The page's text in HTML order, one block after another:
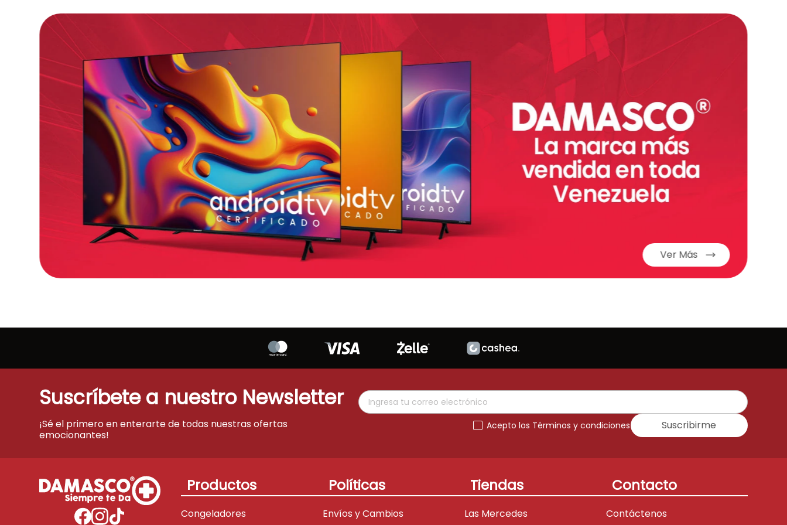
Pantalla:
Pantalla fluida IPS LCD de 6.78 pulgadas con resolución Full HD+ y una tasa de refresco adaptativa de 120Hz para un desplazamiento
visual sumamente suave e interacción óptima.
¡Llévate lo mejor para tu hogar y recuerda que Damasco, siempre te da más!
Ver Más
Suscríbete a nuestro Newsletter
¡Sé el primero en enterarte de todas nuestras ofertas
emocionantes!
Acepto los Términos y condiciones Suscribirme
Productos
Congeladores
Políticas
Envíos y Cambios
Tiendas
Las Mercedes
Contacto
Contáctenos